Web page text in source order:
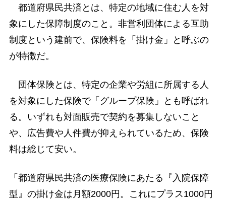
都道府県民共済とは、特定の地域に住む人を対
象にした保障制度のこと。非営利団体による互助
制度という建前で、保険料を「掛け金」と呼ぶの
が特徴だ。
団体保険とは、特定の企業や労組に所属する人
を対象にした保険で「グループ保険」とも呼ばれ
る。いずれも対面販売で契約を募集しないこと
や、広告費や人件費が抑えられているため、保険
料は総じて安い。
「都道府県民共済の医療保険にあたる『入院保障
型』の掛け金は月額2000円。これにプラス1000円